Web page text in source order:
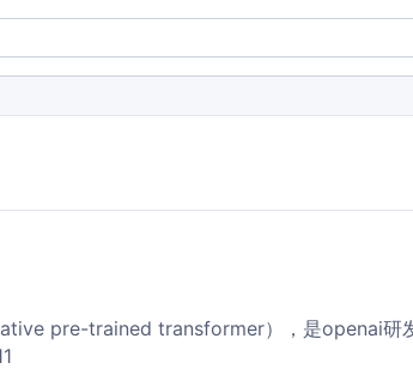
pre-trained transformer），是openai研